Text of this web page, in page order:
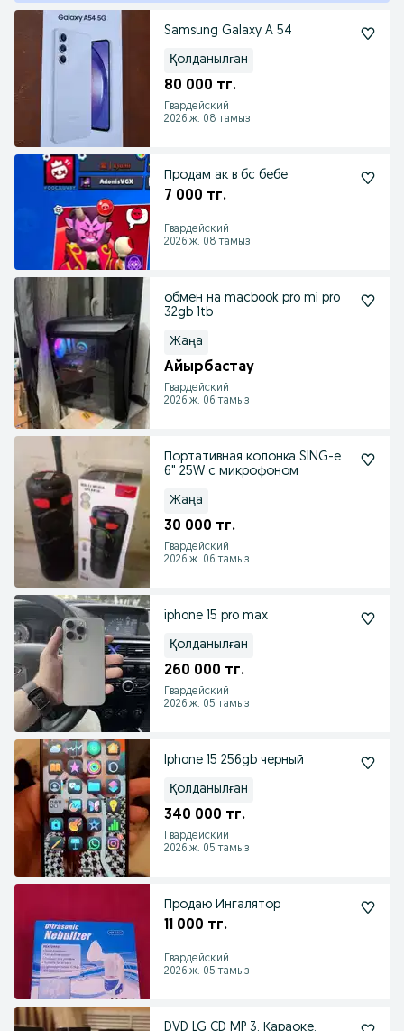
Samsung Galaxy A 54
Қолданылған
80 000 тг.
Гвардейский
2026 ж. 08 тамыз
Продам ак в бс бебе
7 000 тг.
Гвардейский
2026 ж. 08 тамыз
обмен на macbook pro mi pro
32gb 1tb
Жаңа
Айырбастау
Гвардейский
2026 ж. 06 тамыз
Портативная колонка SING-e
6" 25W с микрофоном
Жаңа
30 000 тг.
Гвардейский
2026 ж. 06 тамыз
iphone 15 pro max
Қолданылған
260 000 тг.
Гвардейский
2026 ж. 05 тамыз
Iphone 15 256gb черный
Қолданылған
340 000 тг.
Гвардейский
2026 ж. 05 тамыз
Продаю Ингалятор
11 000 тг.
Гвардейский
2026 ж. 05 тамыз
DVD LG CD MP 3. Караоке.